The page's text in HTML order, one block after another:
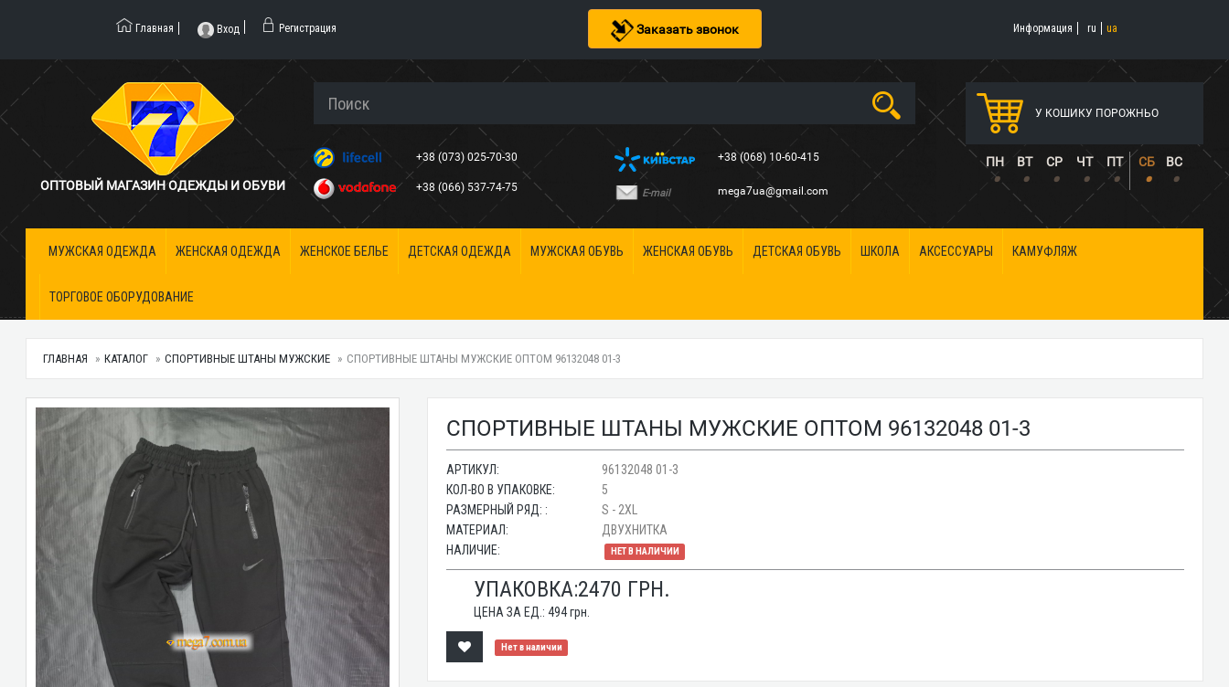
Заказать звонок
Главная Вход Регистрация Информация ru ua
ОПТОВЫЙ МАГАЗИН ОДЕЖДЫ И ОБУВИ
+38 (073) 025-70-30
+38 (066) 537-74-75
+38 (068) 10-60-415
E-mail mega7ua@gmail.com
У КОШИКУ ПОРОЖНЬО
ПН ВТ СР ЧТ ПТ СБ ВС
• • • • • • •
МУЖСКАЯ ОДЕЖДА ЖЕНСКАЯ ОДЕЖДА ЖЕНСКОЕ БЕЛЬЕ ДЕТСКАЯ ОДЕЖДА МУЖСКАЯ ОБУВЬ ЖЕНСКАЯ ОБУВЬ ДЕТСКАЯ ОБУВЬ ШКОЛА АКСЕССУАРЫ КАМУФЛЯЖ
ТОРГОВОЕ ОБОРУДОВАНИЕ
ГЛАВНАЯ КАТАЛОГ СПОРТИВНЫЕ ШТАНЫ МУЖСКИЕ СПОРТИВНЫЕ ШТАНЫ МУЖСКИЕ ОПТОМ 96132048 01-3
СПОРТИВНЫЕ ШТАНЫ МУЖСКИЕ ОПТОМ 96132048 01-3
АРТИКУЛ:
96132048 01-3
КОЛ-ВО В УПАКОВКЕ:
5
РАЗМЕРНЫЙ РЯД: :
S - 2XL
МАТЕРИАЛ:
ДВУХНИТКА
НАЛИЧИЕ:
НЕТ В НАЛИЧИИ
УПАКОВКА:2470 ГРН.
ЦЕНА ЗА ЕД.:494грн.
Нет в наличии